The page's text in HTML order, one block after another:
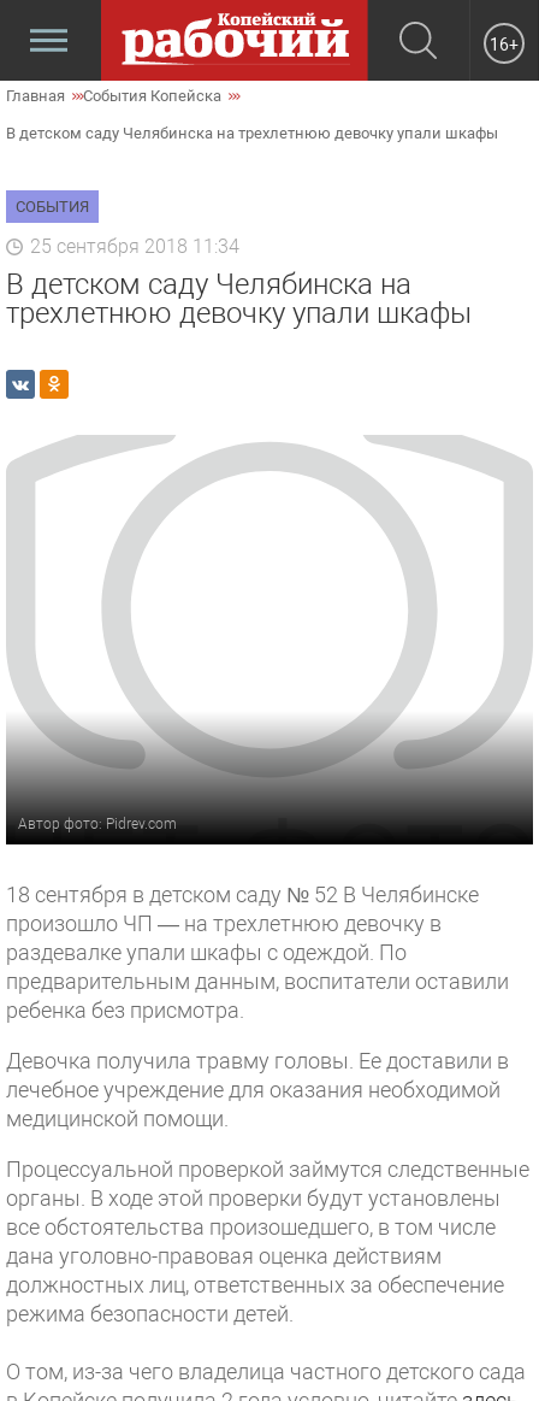
16+
Главная События Копейска
В детском саду Челябинска на трехлетнюю девочку упали шкафы
СОБЫТИЯ
25 сентября 2018 11:34
В детском саду Челябинска на
трехлетнюю девочку упали шкафы
Автор фото: Pidrev.com
18 сентября в детском саду № 52 В Челябинске
произошло ЧП — на трехлетнюю девочку в
раздевалке упали шкафы с одеждой. По
предварительным данным, воспитатели оставили
ребенка без присмотра.
Девочка получила травму головы. Ее доставили в
лечебное учреждение для оказания необходимой
медицинской помощи.
Процессуальной проверкой займутся следственные
органы. В ходе этой проверки будут установлены
все обстоятельства произошедшего, в том числе
дана уголовно-правовая оценка действиям
должностных лиц, ответственных за обеспечение
режима безопасности детей.
О том, из-за чего владелица частного детского сада